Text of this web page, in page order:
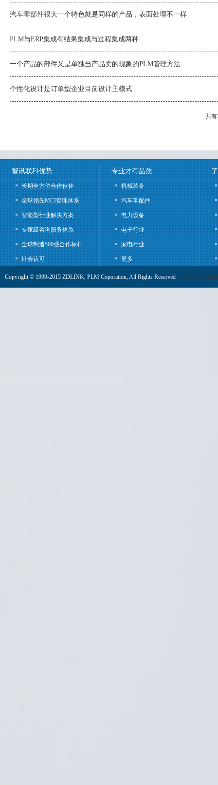
汽车零部件很大一个特色就是同样的产品，表面处理不一样
PLM与ERP集成有结果集成与过程集成两种
一个产品的部件又是单独当产品卖的现象的PLM管理方法
个性化设计是订单型企业目前设计主模式
共
智讯联科优势
长期全方位合作伙伴
全球领先MCI管理体系
智能型行业解决方案
专家级咨询服务体系
全球制造500强合作标杆
社会认可
专业才有品质
机械装备
汽车零配件
电力设备
电子行业
家电行业
更多
Copyright © 1999-2015 ZDLINK, PLM Coporation, All Rights Reserved 浙ICP备